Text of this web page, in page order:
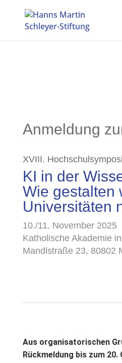
Anmeldung
XVIII.
KI in der
Wie gestalten
Universitäten
10./11. November 2025
Katholische Akademie
Mandlstraße 23, 80802
Aus organisatorischen
Rückmeldung bis zum 20.